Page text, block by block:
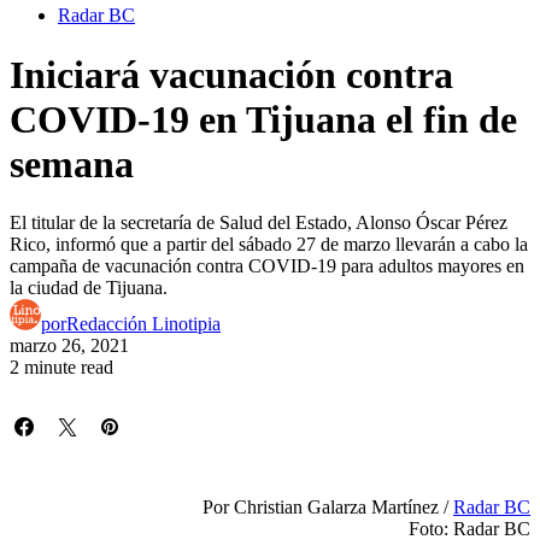
Radar BC
Iniciará vacunación contra
COVID-19 en Tijuana el fin de
semana
El titular de la secretaría de Salud del Estado, Alonso Óscar Pérez
Rico, informó que a partir del sábado 27 de marzo llevarán a cabo la
campaña de vacunación contra COVID-19 para adultos mayores en
la ciudad de Tijuana.
porRedacción Linotipia
marzo 26, 2021
2 minute read
Por Christian Galarza Martínez /Radar BC
Foto: Radar BC